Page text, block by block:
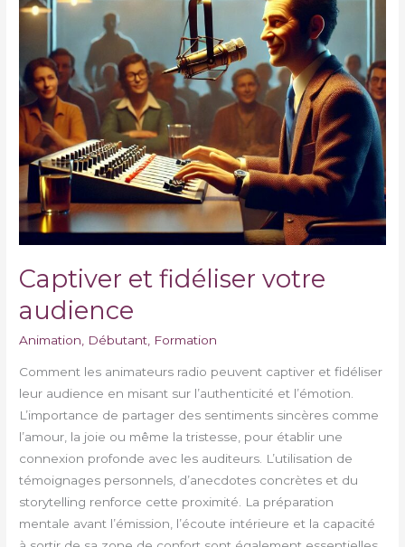
Captiver et fidéliser votre
audience
Animation Débutant Formation
Comment les animateurs radio peuvent captiver et fidéliser
leur audience en misant sur l’authenticité et l’émotion.
L’importance de partager des sentiments sincères comme
l’amour, la joie ou même la tristesse, pour établir une
connexion profonde avec les auditeurs. L’utilisation de
témoignages personnels, d’anecdotes concrètes et du
storytelling renforce cette proximité. La préparation
mentale avant l’émission, l’écoute intérieure et la capacité